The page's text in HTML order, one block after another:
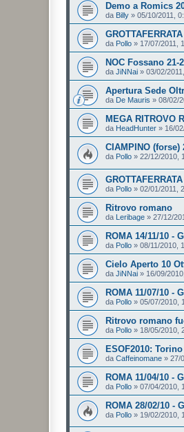
Demo a Romics
da Billy » 05/10/2011,
da Pollo » 17/07/2011,
NOC Fossano 21-
da JiNNai » 03/02/
Apertura Sede
da De Mauris » 08/02/
MEGA RITROVO
da HeadHunter » 16/
CIAMPINO (forse)
da Pollo » 22/12/2010,
da Pollo » 02/01/2011,
Ritrovo romano
da Leribage » 27/12/
ROMA 14/11/10 -
da Pollo » 08/11/2010,
Cielo Aperto 10
da JiNNai » 16/09/
ROMA 11/07/10 -
da Pollo » 05/07/2010,
Ritrovo romano
da Pollo » 18/05/2010,
ESOF2010:
da Caffeinomane » 27/
ROMA 11/04/10 -
da Pollo » 07/04/2010,
ROMA 28/02/10 -
da Pollo » 19/02/2010,